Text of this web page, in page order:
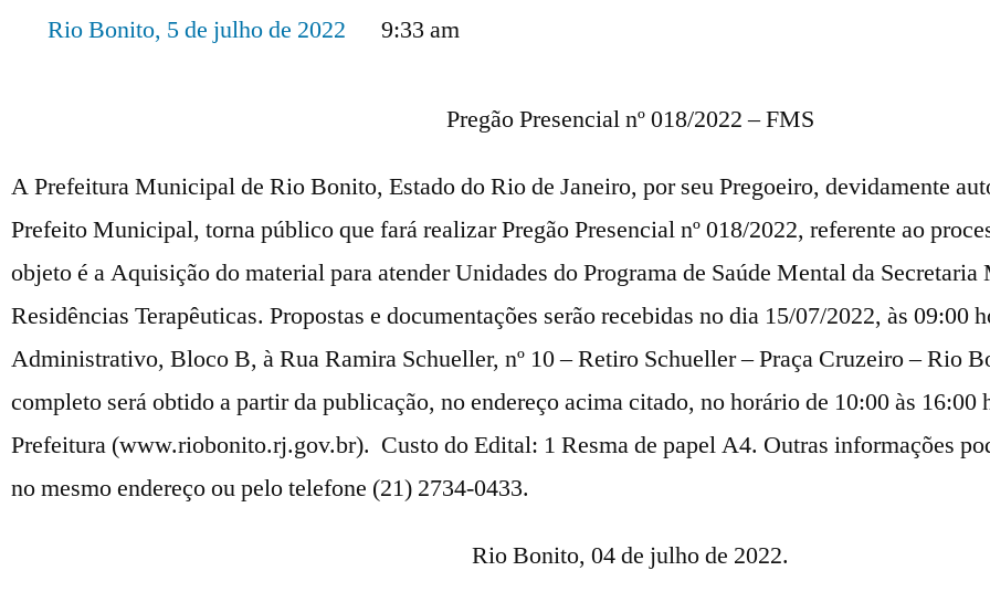
Rio Bonito, 5 de julho de 2022 9:33 am
Pregão Presencial nº 018/2022 – FMS
A Prefeitura Municipal de Rio Bonito, Estado do Rio de Janeiro, por seu Pregoeiro, devidamente
Prefeito Municipal, torna público que fará realizar Pregão Presencial nº 018/2022, referente ao
objeto é a Aquisição do material para atender Unidades do Programa de Saúde Mental da
Residências Terapêuticas. Propostas e documentações serão recebidas no dia 15/07/2022, às 09:00
Administrativo, Bloco B, à Rua Ramira Schueller, nº 10 – Retiro Schueller – Praça Cruzeiro – Rio
completo será obtido a partir da publicação, no endereço acima citado, no horário de 10:00 às 16:00
Prefeitura (www.riobonito.rj.gov.br). Custo do Edital: 1 Resma de papel A4. Outras informações
no mesmo endereço ou pelo telefone (21) 2734-0433.
Rio Bonito, 04 de julho de 2022.